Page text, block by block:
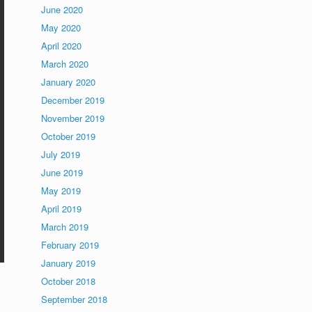
June 2020
May 2020
April 2020
March 2020
January 2020
December 2019
November 2019
October 2019
July 2019
June 2019
May 2019
April 2019
March 2019
February 2019
January 2019
October 2018
September 2018